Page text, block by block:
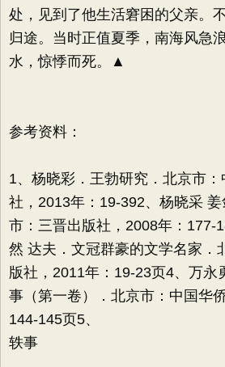
处，见到了他生活窘困的父亲。
归途。当时正值夏季，南海风急
水，惊悸而死。▲
参考资料：
1、杨晓彩．王勃研究．北京市
社，2013年：19-392、杨晓采
市：三晋出版社，2008年：177-
然 达夫．文冠群豪的文学名家．
版社，2011年：19-23页4、万永
事（第一卷）．北京市：中国华
144-145页5、
轶事